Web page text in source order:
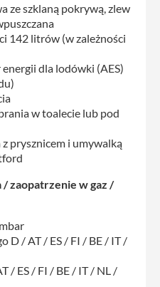
ze szklaną pokrywą, zlew
142 litrów (w zależności
dla lodówki (AES)
w toalecie lub pod
prysznicem i umywalką
zaopatrzenie w gaz /
D / AT / ES / FI / BE / IT /
/ ES / FI / BE / IT / NL /